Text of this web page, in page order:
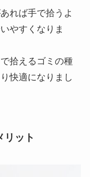
れば手で拾うよ
やすくなりま
拾えるゴミの種
快適になりまし
リット